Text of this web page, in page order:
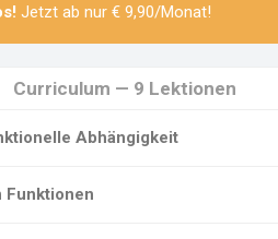
! Jetzt ab nur € 9,90/Monat!
Curriculum — 9 Lektionen
Abhängigkeit
Funktionen